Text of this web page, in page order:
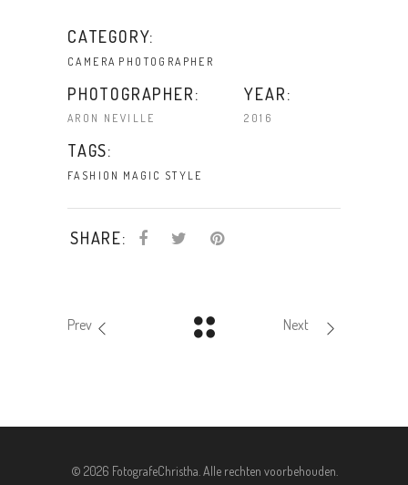
CATEGORY:
CAMERA PHOTOGRAPHER
PHOTOGRAPHER:
ARON NEVILLE
YEAR:
2016
TAGS:
FASHION MAGIC STYLE
SHARE:
Prev Next
© 2026 FotografeChristha. Alle rechten voorbehouden.